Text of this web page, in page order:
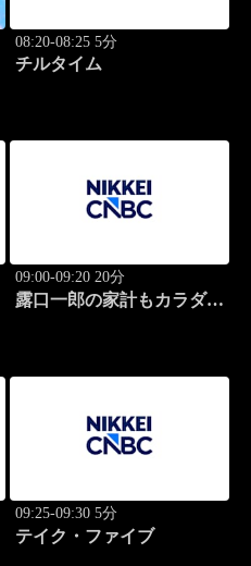
08:20-08:25 5分
チルタイム
09:00-09:20 20分
露口一郎の家計もカラダも
09:25-09:30 5分
テイク・ファイブ